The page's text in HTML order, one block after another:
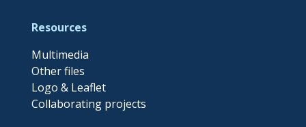
Resources
Multimedia
Other files
Logo & Leaflet
Collaborating projects